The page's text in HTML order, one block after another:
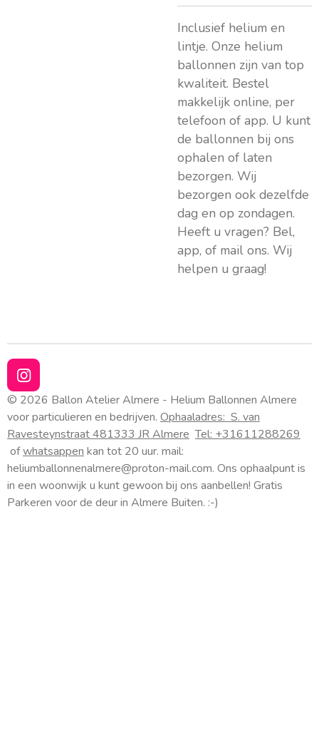
Inclusief helium en
lintje. Onze helium
ballonnen zijn van top
kwaliteit. Bestel
makkelijk online, per
telefoon of app. U kunt
de ballonnen bij ons
ophalen of laten
bezorgen. Wij
bezorgen ook dezelfde
dag en op zondagen.
Heeft u vragen? Bel,
app, of mail ons. Wij
helpen u graag!
I
n
s
t
a
g
r
a
m
© 2026 Ballon Atelier Almere - Helium Ballonnen Almere
voor particulieren en bedrijven. Ophaaladres: S. van
Ravesteynstraat 481333 JR Almere Tel: +31611288269
ofwhatsappen kan tot 20 uur. mail:
heliumballonnenalmere@proton-mail.com. Ons ophaalpunt is
in een woonwijk u kunt gewoon bij ons aanbellen! Gratis
Parkeren voor de deur in Almere Buiten. :-)